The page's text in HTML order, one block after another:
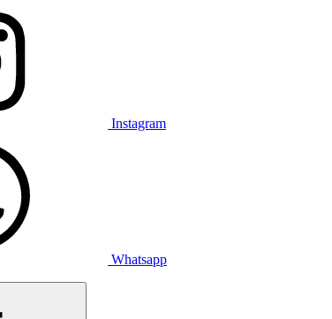
Instagram
Whatsapp